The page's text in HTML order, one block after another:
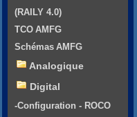
(RAILY 4.0)
TCO AMFG
Schémas AMFG
Analogique
Digital
-Configuration - ROCO